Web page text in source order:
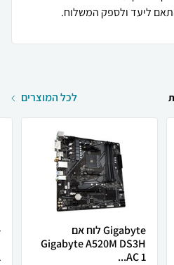
ליעד ולספק המשלוח.
לכל המוצרים
Gigabyte לוח אם
Gigabyte A520M DS3H
AC 1...